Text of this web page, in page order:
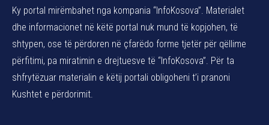
Ky portal mirëmbahet nga kompania “InfoKosova”. Materialet
dhe informacionet në këtë portal nuk mund të kopjohen, të
shtypen, ose të përdoren në çfarëdo forme tjetër për qëllime
përfitimi, pa miratimin e drejtuesve të “InfoKosova”. Për ta
shfrytëzuar materialin e këtij portali obligoheni t’i pranoni
Kushtet e përdorimit.